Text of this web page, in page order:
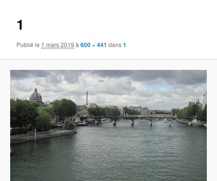
1
Publié le 1 mars 2019 à600 × 441 dans1